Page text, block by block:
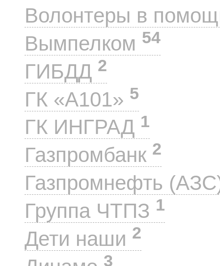
Волонтеры в
Вымпелком 54
ГИБДД 2
ГК «А101» 5
ГК ИНГРАД 1
Газпромбанк 2
Газпромнефть
Группа ЧТПЗ 1
Дети наши 2
3